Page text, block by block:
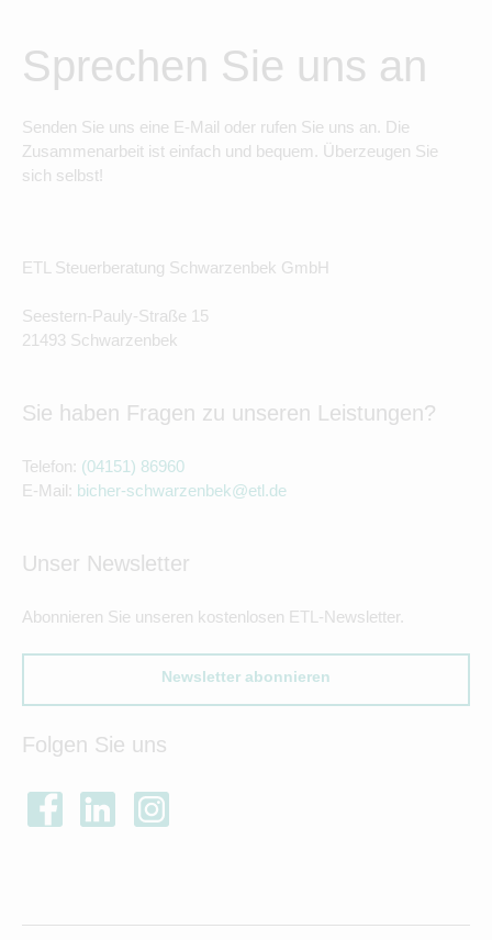
Sprechen Sie uns an
Senden Sie uns eine E-Mail oder rufen Sie uns an. Die
Zusammenarbeit ist einfach und bequem. Überzeugen Sie
sich selbst!
ETL Steuerberatung Schwarzenbek GmbH
Seestern-Pauly-Straße 15
21493 Schwarzenbek
Sie haben Fragen zu unseren Leistungen?
Telefon: (04151) 86960
E-Mail: bicher-schwarzenbek@etl.de
Unser Newsletter
Abonnieren Sie unseren kostenlosen ETL-Newsletter.
Newsletter abonnieren
Folgen Sie uns